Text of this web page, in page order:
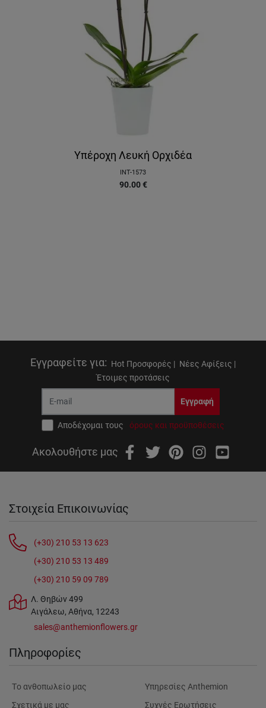
Υπέροχη Λευκή Ορχιδέα
INT-1573
90.00 €
Εγγραφείτε για: Hot Προσφορές | Νέες Αφίξεις |
Έτοιμες προτάσεις
Εγγραφή
Αποδέχομαι τους όρους και προϋποθέσεις
Ακολουθήστε μας
Στοιχεία Επικοινωνίας
(+30) 210 53 13 623
(+30) 210 53 13 489
(+30) 210 59 09 789
Λ. Θηβών 499
Αιγάλεω, Αθήνα, 12243
sales@anthemionflowers.gr
Πληροφορίες
Tο ανθοπωλείο μας
Σχετικά με μας
Υπηρεσίες Anthemion
Συχνές Ερωτήσεις